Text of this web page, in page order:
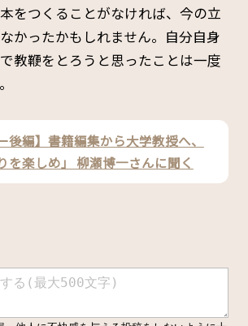
をつくることがなければ、今の立
かったかもしれません。自分自身
教鞭をとろうと思ったことは一度
後編】書籍編集から大学教授へ、
を楽しめ」 柳瀬博一さんに聞く